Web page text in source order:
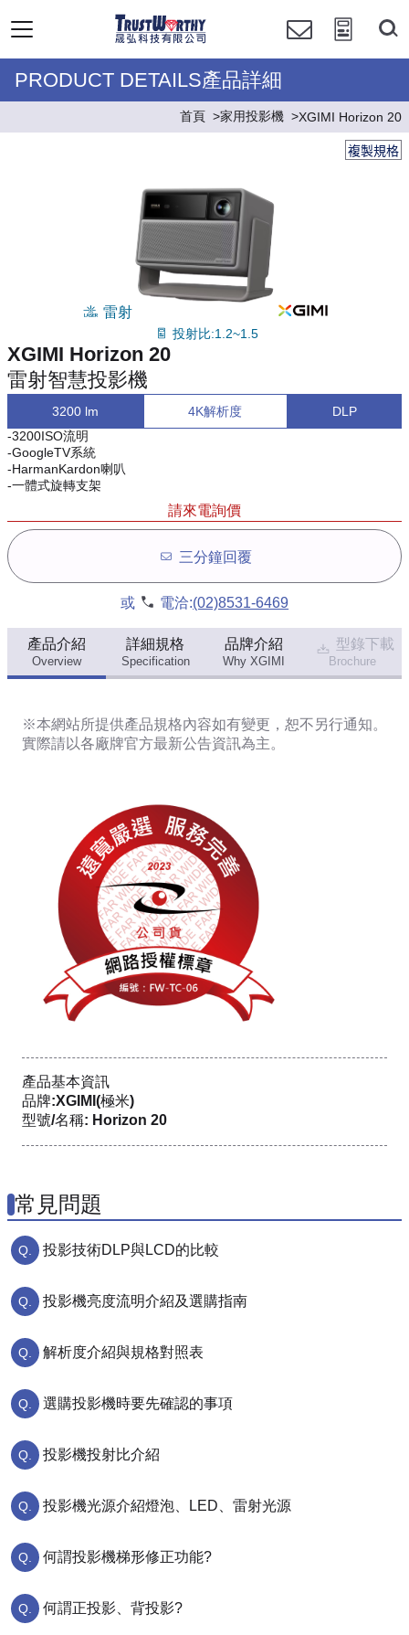
PRODUCT DETAILS產品詳細
首頁 家用投影機 XGIMI Horizon 20
複製規格
雷射
投射比:1.2~1.5
XGIMI Horizon 20
雷射智慧投影機
3200 lm 4K解析度
DLP
-3200ISO流明
-GoogleTV系統
-HarmanKardon喇叭
-一體式旋轉支架
請來電詢價
三分鐘回覆
或 電洽:(02)8531-6469
產品介紹
Overview
詳細規格
Specification
品牌介紹
Why XGIMI
型錄下載
Brochure
※本網站所提供產品規格內容如有變更，恕不另行通知。
實際請以各廠牌官方最新公告資訊為主。
產品基本資訊
品牌:XGIMI(極米)
型號/名稱: Horizon 20
常見問題
投影技術DLP與LCD的比較
投影機亮度流明介紹及選購指南
解析度介紹與規格對照表
選購投影機時要先確認的事項
投影機投射比介紹
投影機光源介紹燈泡、LED、雷射光源
何謂投影機梯形修正功能?
何謂正投影、背投影?